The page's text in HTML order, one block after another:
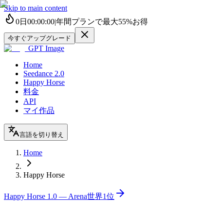
Skip to main content
0日 00:00:00|年間プランで最大55%お得
今すぐアップグレード
GPT Image
Home
Seedance 2.0
Happy Horse
料金
API
マイ作品
言語を切り替え
Home
Happy Horse
Happy Horse 1.0 — Arena世界1位